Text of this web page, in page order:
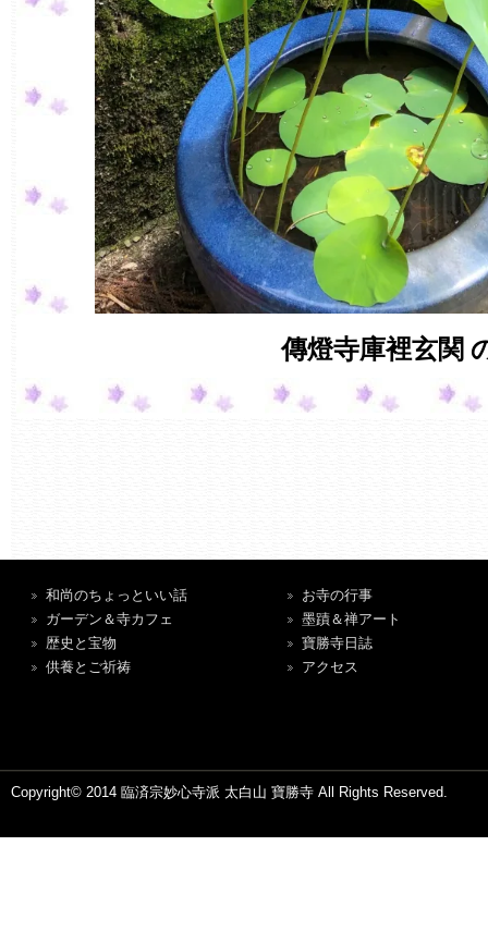
傳燈寺庫裡玄関
和尚のちょっといい話
ガーデン＆寺カフェ
歴史と宝物
供養とご祈祷
お寺の行事
墨蹟＆禅アート
寶勝寺日誌
アクセス
Copyright© 2014 臨済宗妙心寺派 太白山 寶勝寺 All Rights Reserved.